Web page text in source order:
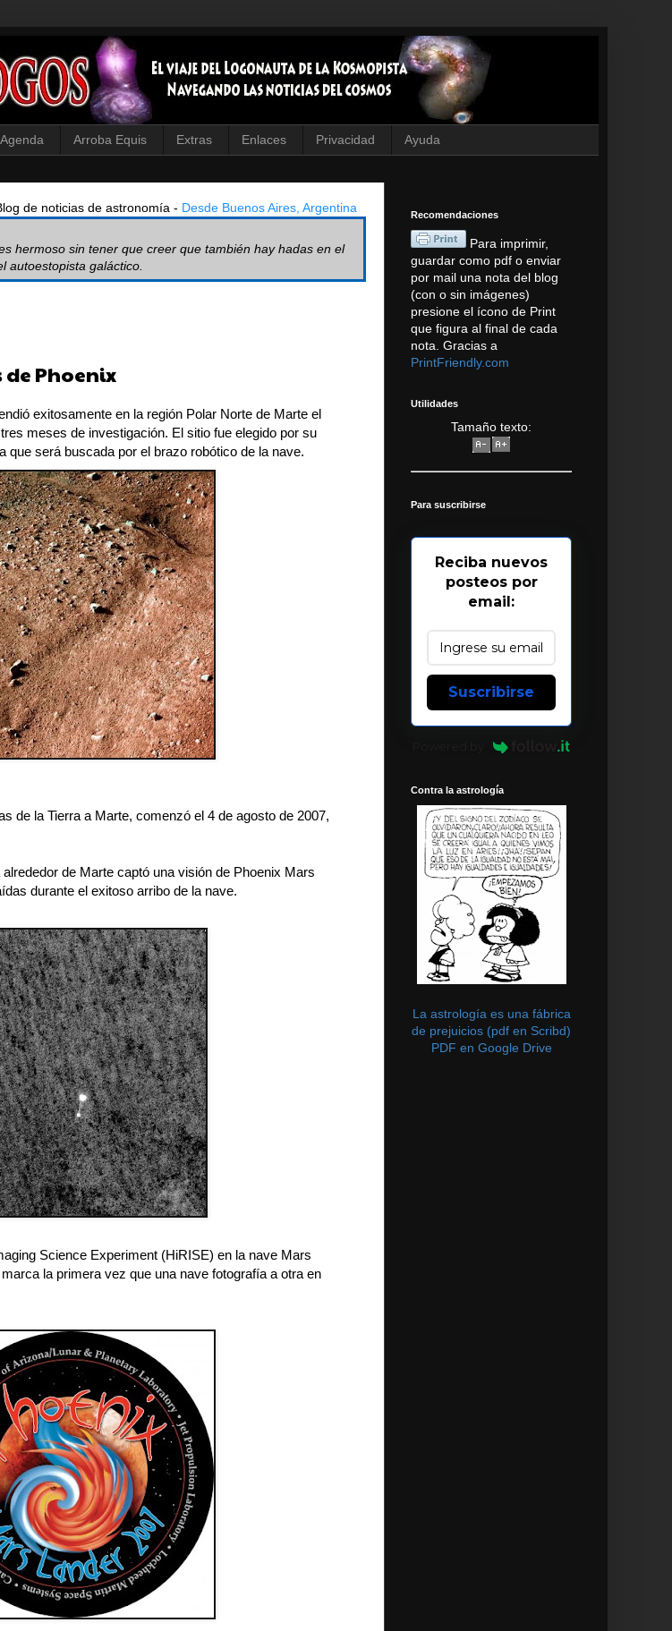
Agenda Arroba Equis Extras Enlaces Privacidad Ayuda
de noticias de astronomía - Desde Buenos Aires, Argentina
hermoso sin tener que creer que también hay hadas en el
autoestopista galáctico.
Phoenix
exitosamente en la región Polar Norte de Marte el
meses de investigación. El sitio fue elegido por su
que será buscada por el brazo robótico de la nave.
de la Tierra a Marte, comenzó el 4 de agosto de 2007,
de Marte captó una visión de Phoenix Mars
durante el exitoso arribo de la nave.
Science Experiment (HiRISE) en la nave Mars
la primera vez que una nave fotografía a otra en
Recomendaciones
Para imprimir,
guardar como pdf o enviar
por mail una nota del blog
(con o sin imágenes)
presione el ícono de Print
que figura al final de cada
nota. Gracias a
PrintFriendly.com
Utilidades
Tamaño texto:
Para suscribirse
Reciba nuevos
posteos por
email:
Suscribirse
Contra la astrología
La astrología es una fábrica
de prejuicios (pdf en Scribd)
PDF en Google Drive